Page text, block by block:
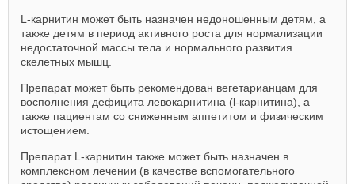
L-карнитин может быть назначен недоношенным детям, а
также детям в период активного роста для нормализации
недостаточной массы тела и нормального развития
скелетных мышц.
Препарат может быть рекомендован вегетарианцам для
восполнения дефицита левокарнитина (l-карнитина), а
также пациентам со сниженным аппетитом и физическим
истощением.
Препарат L-карнитин также может быть назначен в
комплексном лечении (в качестве вспомогательного